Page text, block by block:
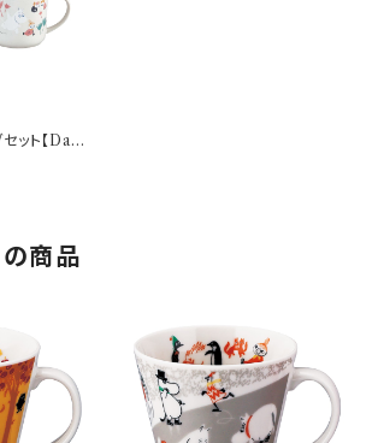
セット【Dail
ミックマ
の商品